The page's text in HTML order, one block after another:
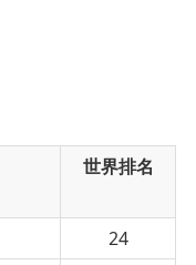
世界排名
24